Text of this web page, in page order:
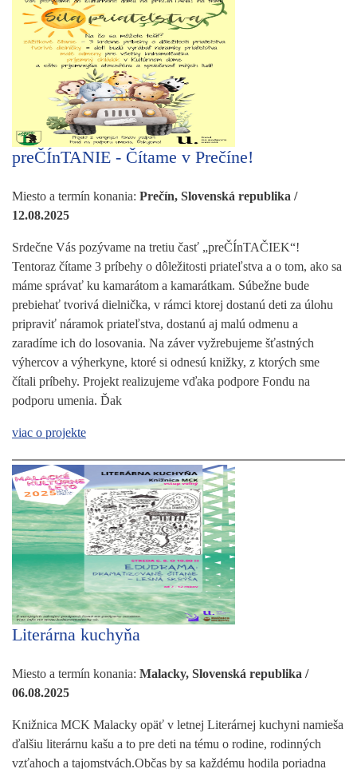
preČÍnTANIE - Čítame v Prečíne!
Miesto a termín konania: Prečín, Slovenská republika /
12.08.2025
Srdečne Vás pozývame na tretiu časť „preČÍnTAČIEK“!
Tentoraz čítame 3 príbehy o dôležitosti priateľstva a o tom, ako sa
máme správať ku kamarátom a kamarátkam. Súbežne bude
prebiehať tvorivá dielnička, v rámci ktorej dostanú deti za úlohu
pripraviť náramok priateľstva, dostanú aj malú odmenu a
zaradíme ich do losovania. Na záver vyžrebujeme šťastných
výhercov a výherkyne, ktoré si odnesú knižky, z ktorých sme
čítali príbehy. Projekt realizujeme vďaka podpore Fondu na
podporu umenia. Ďak
viac o projekte
Literárna kuchyňa
Miesto a termín konania: Malacky, Slovenská republika /
06.08.2025
Knižnica MCK Malacky opäť v letnej Literárnej kuchyni namieša
ďalšiu literárnu kašu a to pre deti na tému o rodine, rodinných
vzťahoch a tajomstvách.Občas by sa každému hodila poriadna